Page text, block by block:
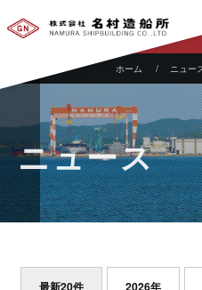
ニュー
ニュース